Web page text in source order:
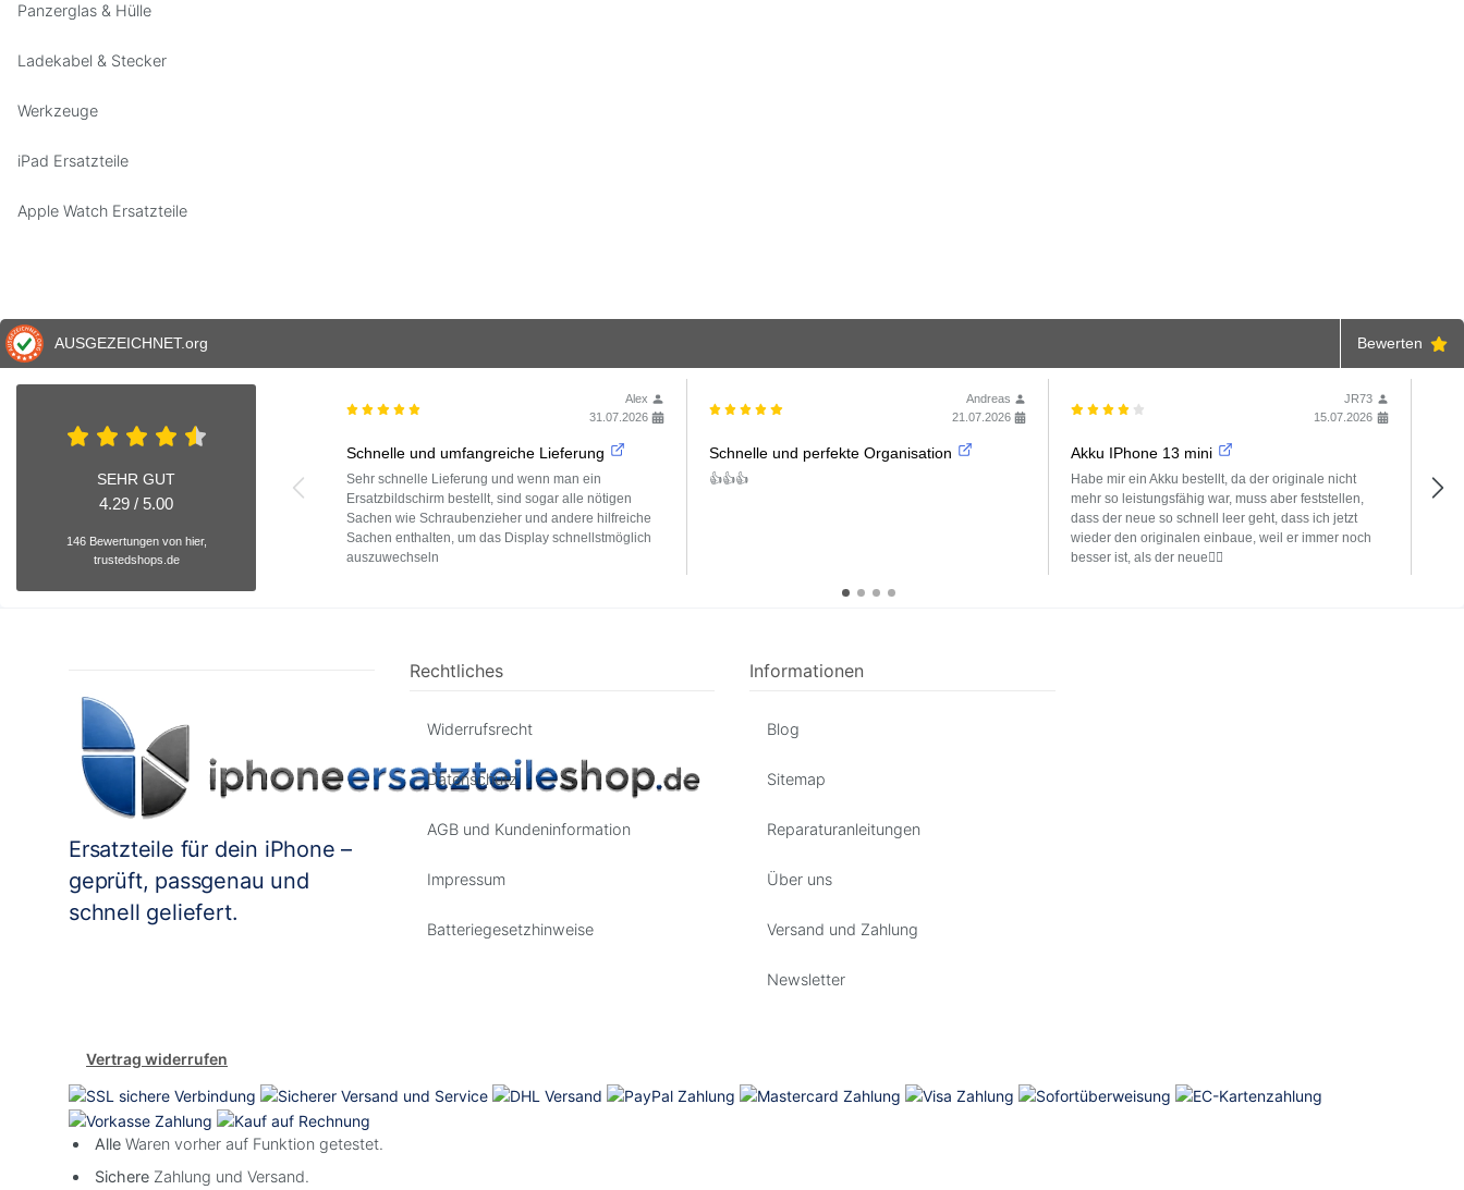
Panzerglas & Hülle
Ladekabel & Stecker
Werkzeuge
iPad Ersatzteile
Apple Watch Ersatzteile
AUSGEZEICHNET.org Bewerten
SEHR GUT
4.29 / 5.00
146 Bewertungen von hier,
trustedshops.de
Alex
31.07.2026
Schnelle und umfangreiche Lieferung
Sehr schnelle Lieferung und wenn man ein
Ersatzbildschirm bestellt, sind sogar alle nötigen
Sachen wie Schraubenzieher und andere hilfreiche
Sachen enthalten, um das Display schnellstmöglich
auszuwechseln
Andreas
21.07.2026
Schnelle und perfekte Organisation
👍👍👍
JR73
15.07.2026
Akku IPhone 13 mini
Habe mir ein Akku bestellt, da der originale nicht
mehr so leistungsfähig war, muss aber feststellen,
dass der neue so schnell leer geht, dass ich jetzt
wieder den originalen einbaue, weil er immer noch
besser ist, als der neue🤷‍♂️
Ich
Ersatzteile für dein iPhone –
geprüft, passgenau und
schnell geliefert.
Rechtliches
Widerrufsrecht
Datenschutz
AGB und Kundeninformation
Impressum
Batteriegesetzhinweise
Informationen
Blog
Sitemap
Reparaturanleitungen
Über uns
Versand und Zahlung
Newsletter
Vertrag widerrufen
Alle Waren vorher auf Funktion getestet.
Sichere Zahlung und Versand.